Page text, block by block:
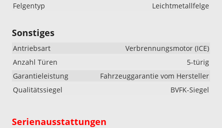
Felgentyp
Leichtmetallfelge
Sonstiges
Antriebsart
Verbrennungsmotor (ICE)
Anzahl Türen
5-türig
Garantieleistung
Fahrzeuggarantie vom Hersteller
Qualitätssiegel
BVFK-Siegel
Serienausstattungen